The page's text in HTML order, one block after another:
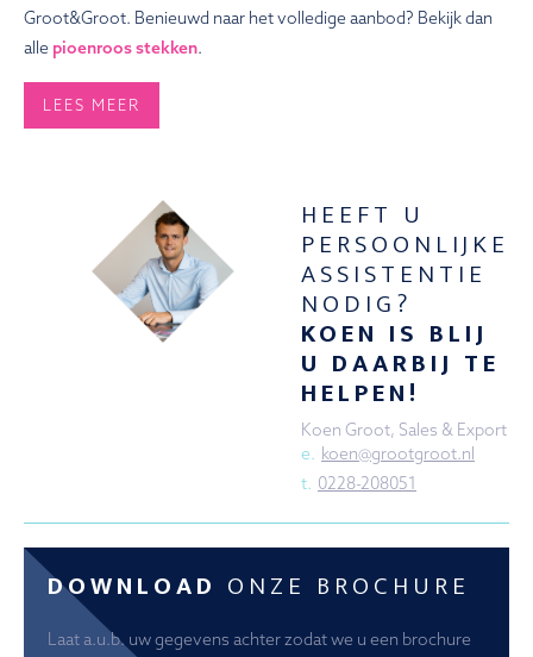
Groot&Groot. Benieuwd naar het volledige aanbod? Bekijk dan
alle pioenroos stekken.
LEES MEER
HEEFT U
PERSOONLIJKE
ASSISTENTIE
NODIG?
KOEN IS BLIJ
U DAARBIJ TE
HELPEN!
Koen Groot, Sales & Export
e. koen@grootgroot.nl
t. 0228-208051
DOWNLOAD ONZE BROCHURE
Laat a.u.b. uw gegevens achter zodat we u een brochure